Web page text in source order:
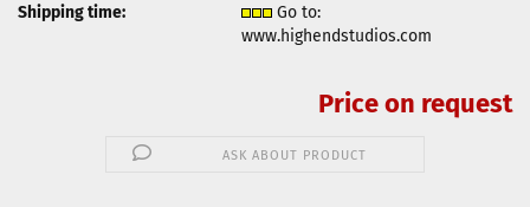
Shipping time:
Go to:
www.highendstudios.com
Price on request
ASK ABOUT PRODUCT